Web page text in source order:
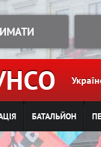
БАТАЛЬЙОН